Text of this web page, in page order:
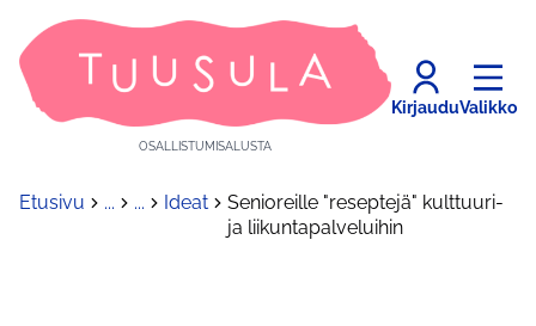
OSALLISTUMISALUSTA
KirjauduValikko
Etusivu ... ... Ideat
Senioreille "reseptejä" kulttuuri-
ja liikuntapalveluihin